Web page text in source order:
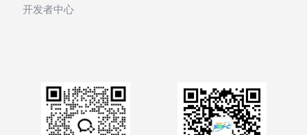
粉丝转化
积分商城
开发者中心